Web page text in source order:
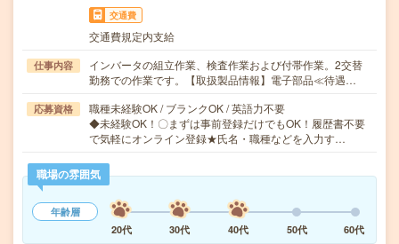
交通費
交通費規定内支給
仕事内容
インバータの組立作業、検査作業および付帯作業。2交替
勤務での作業です。【取扱製品情報】電子部品≪待遇…
応募資格
職種未経験OK / ブランクOK / 英語力不要
◆未経験OK！〇まずは事前登録だけでもOK！履歴書不要
で気軽にオンライン登録★氏名・職種などを入力す…
職場の雰囲気
年齢層
20代
30代 40代 50代 60代